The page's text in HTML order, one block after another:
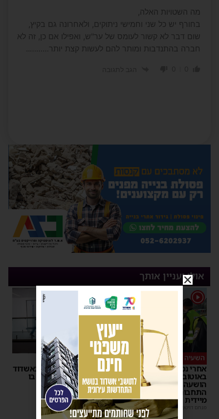
מה השטויות האלה,
בחורף יש כל שני וחמישי ניתוקים, ולאחרונה גם בקיץ,
שום דבר לא קשור לעומס של ער"ש, ואפילו אם כן, זה לא
חברה בהתנדבות ומותר להם לעשות קצת יותר………..
אולי יעניין אותך
1
השעיה מיידית
אחרי נסיעת האימים
באוטובוס מאשדוד: הנהג
הושעה מתפקידו – משרד
התחבורה הורה על בדיקה
מיידית
מנחם דויטש |
17:44
ליבו שב לפעום
אדם התמוטט בביתו באשדוד
– כוחות ההצלה ביצעו בו
פעולות החייאה
מנחם דויטש |
17:35